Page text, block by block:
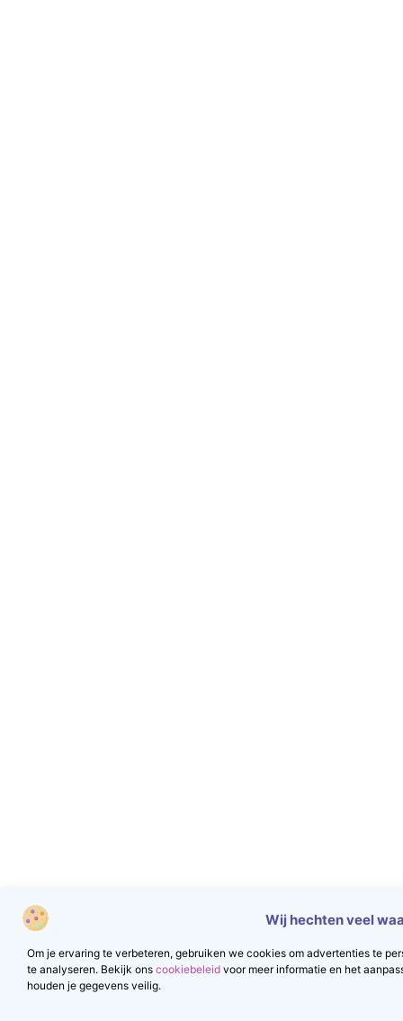
Wij hechten veel
Om je ervaring te verbeteren, gebruiken we cookies om advertenties te
te analyseren. Bekijk ons cookiebeleid voor meer informatie en het
houden je gegevens veilig.